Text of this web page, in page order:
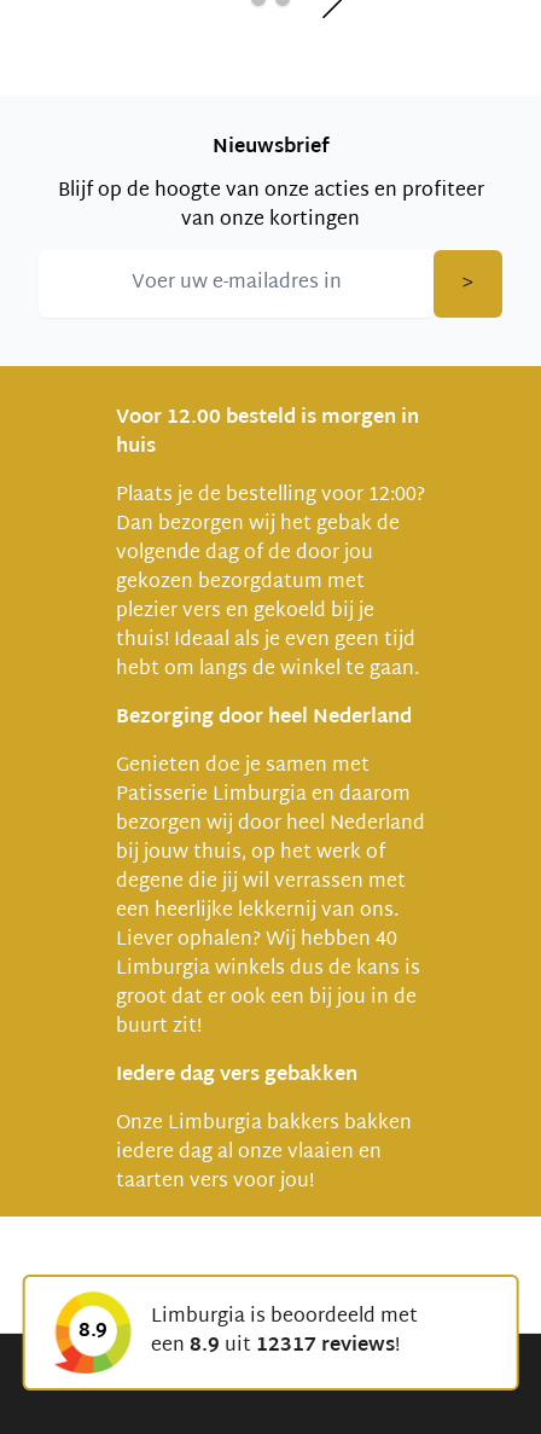
Nieuwsbrief
Blijf op de hoogte van onze acties en profiteer
van onze kortingen
>
Voor 12.00 besteld is morgen in
huis
Plaats je de bestelling voor 12:00?
Dan bezorgen wij het gebak de
volgende dag of de door jou
gekozen bezorgdatum met
plezier vers en gekoeld bij je
thuis! Ideaal als je even geen tijd
hebt om langs de winkel te gaan.
Bezorging door heel Nederland
Genieten doe je samen met
Patisserie Limburgia en daarom
bezorgen wij door heel Nederland
bij jouw thuis, op het werk of
degene die jij wil verrassen met
een heerlijke lekkernij van ons.
Liever ophalen? Wij hebben 40
Limburgia winkels dus de kans is
groot dat er ook een bij jou in de
buurt zit!
Iedere dag vers gebakken
Onze Limburgia bakkers bakken
iedere dag al onze vlaaien en
taarten vers voor jou!
8.9
Limburgia is beoordeeld met
een8.9 uit12317 reviews!